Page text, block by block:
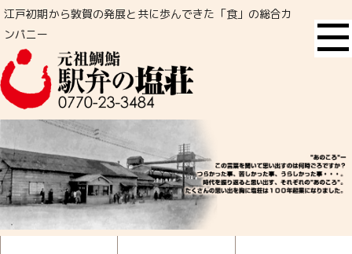
江戸初期から敦賀の発展と共に歩んできた「食」の総合カ
ンパニー